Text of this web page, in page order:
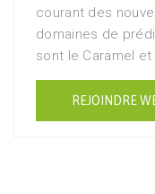
courant des
domaines de
sont le Caramel et
REJOINDRE